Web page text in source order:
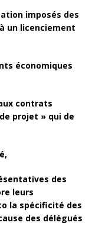
imposés des
un licenciement
économiques
contrats
projet » qui de
des
leurs
la spécificité des
des délégués